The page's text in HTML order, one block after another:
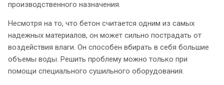
производственного назначения.
Несмотря на то, что бетон считается одним из самых
надежных материалов, он может сильно пострадать от
воздействия влаги. Он способен вбирать в себя большие
объемы воды. Решить проблему можно только при
помощи специального сушильного оборудования.